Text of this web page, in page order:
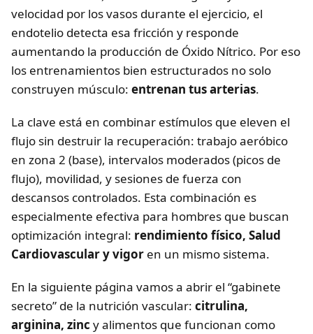
velocidad por los vasos durante el ejercicio, el
endotelio detecta esa fricción y responde
aumentando la producción de Óxido Nítrico. Por eso
los entrenamientos bien estructurados no solo
construyen músculo: entrenan tus arterias.
La clave está en combinar estímulos que eleven el
flujo sin destruir la recuperación: trabajo aeróbico
en zona 2 (base), intervalos moderados (picos de
flujo), movilidad, y sesiones de fuerza con
descansos controlados. Esta combinación es
especialmente efectiva para hombres que buscan
optimización integral: rendimiento físico, Salud
Cardiovascular y vigor en un mismo sistema.
En la siguiente página vamos a abrir el “gabinete
secreto” de la nutrición vascular: citrulina,
arginina, zinc y alimentos que funcionan como